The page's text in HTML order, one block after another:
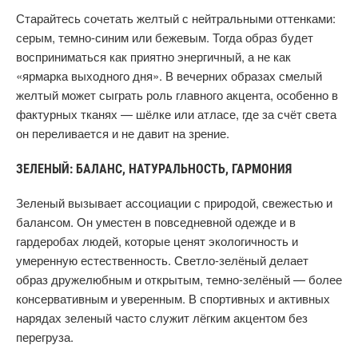
Старайтесь сочетать желтый с нейтральными оттенками:
серым, темно-синим или бежевым. Тогда образ будет
восприниматься как приятно энергичный, а не как
«ярмарка выходного дня». В вечерних образах смелый
желтый может сыграть роль главного акцента, особенно в
фактурных тканях — шёлке или атласе, где за счёт света
он переливается и не давит на зрение.
ЗЕЛЕНЫЙ: БАЛАНС, НАТУРАЛЬНОСТЬ, ГАРМОНИЯ
Зеленый вызывает ассоциации с природой, свежестью и
балансом. Он уместен в повседневной одежде и в
гардеробах людей, которые ценят экологичность и
умеренную естественность. Светло-зелёный делает
образ дружелюбным и открытым, темно-зелёный — более
консервативным и уверенным. В спортивных и активных
нарядах зеленый часто служит лёгким акцентом без
перегруза.